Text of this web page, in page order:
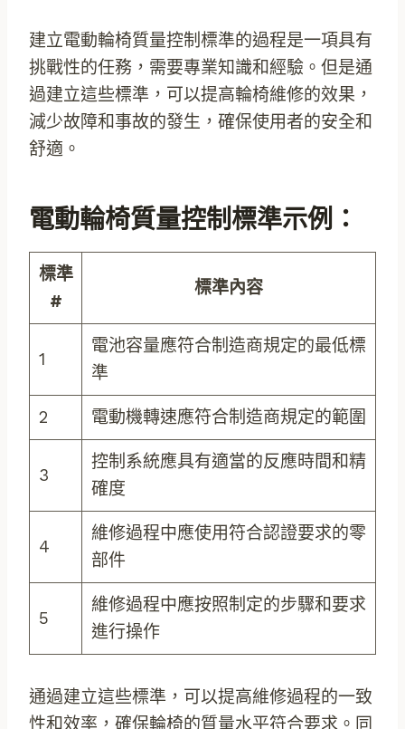
建立電動輪椅質量控制標準的過程是一項具有
挑戰性的任務，需要專業知識和經驗。但是通
過建立這些標準，可以提高輪椅維修的效果，
減少故障和事故的發生，確保使用者的安全和
舒適。
電動輪椅質量控制標準示例：
標準
#
標準內容
1
電池容量應符合制造商規定的最低標
準
2 電動機轉速應符合制造商規定的範圍
3
控制系統應具有適當的反應時間和精
確度
4
維修過程中應使用符合認證要求的零
部件
5
維修過程中應按照制定的步驟和要求
進行操作
通過建立這些標準，可以提高維修過程的一致
性和效率，確保輪椅的質量水平符合要求。同